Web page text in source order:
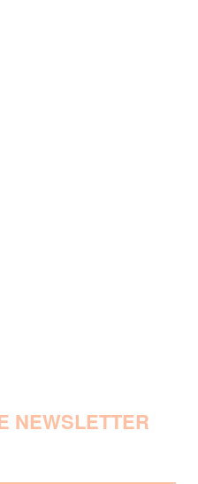
NEWSLETTER